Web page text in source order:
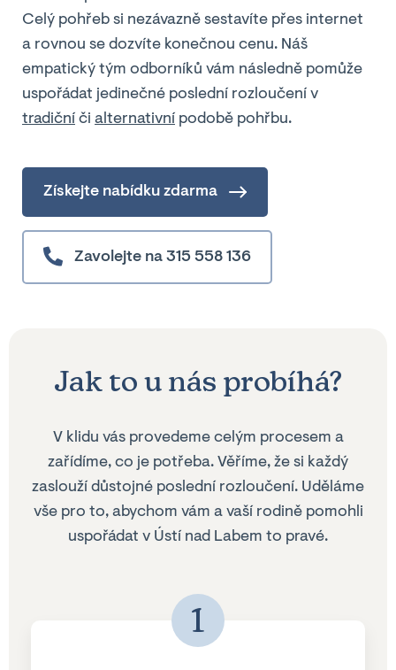
Celý pohřeb si nezávazně sestavíte přes internet
a rovnou se dozvíte konečnou cenu. Náš
empatický tým odborníků vám následně pomůže
uspořádat jedinečné poslední rozloučení v
tradiční či alternativní podobě pohřbu.
Získejte nabídku zdarma
Zavolejte na 315 558 136
Jak to u nás probíhá?
V klidu vás provedeme celým procesem a
zařídíme, co je potřeba. Věříme, že si každý
zaslouží důstojné poslední rozloučení. Uděláme
vše pro to, abychom vám a vaší rodině pomohli
uspořádat v Ústí nad Labem to pravé.
1